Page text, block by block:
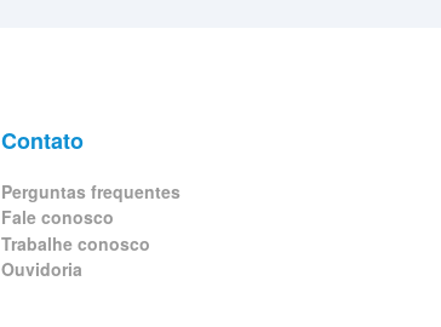
Contato
Perguntas frequentes
Fale conosco
Trabalhe conosco
Ouvidoria